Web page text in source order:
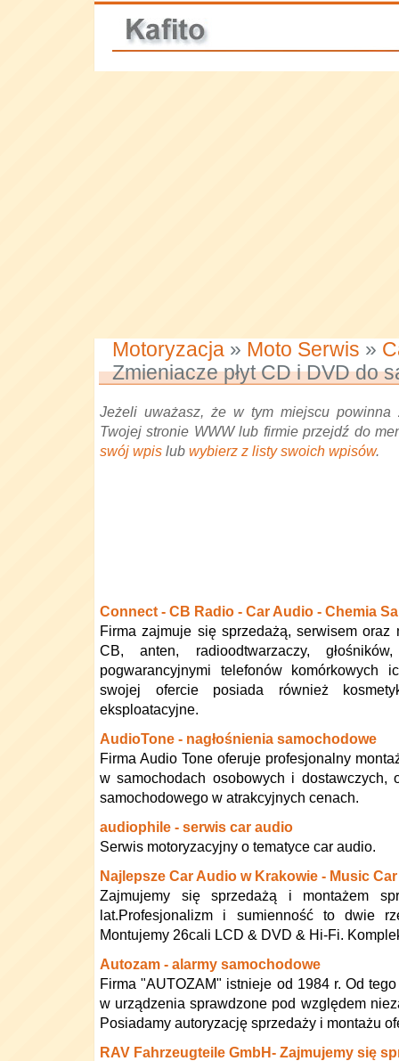
Motoryzacja » Moto Serwis »
Zmieniacze płyt CD i DVD do
Jeżeli uważasz, że w tym miejscu powinna
Twojej stronie WWW lub firmie przejdź do
swój wpis lub wybierz z listy swoich wpisów.
Connect - CB Radio - Car Audio - Chemia
Firma zajmuje się sprzedażą, serwisem oraz
CB, anten, radioodtwarzaczy,
pogwarancyjnymi telefonów komórkowych
swojej ofercie posiada również
eksploatacyjne.
AudioTone - nagłośnienia samochodowe
Firma Audio Tone oferuje profesjonalny
w samochodach osobowych i dostawczych,
samochodowego w atrakcyjnych cenach.
audiophile - serwis car audio
Serwis motoryzacyjny o tematyce car audio.
Najlepsze Car Audio w Krakowie - Music Car
Zajmujemy się sprzedażą i montażem
lat.Profesjonalizm i sumienność to dwie
Montujemy 26cali LCD & DVD & Hi-Fi.
Autozam - alarmy samochodowe
Firma "AUTOZAM" istnieje od 1984 r. Od
w urządzenia sprawdzone pod względem
Posiadamy autoryzację sprzedaży i montażu
RAV Fahrzeugteile GmbH- Zajmujemy się